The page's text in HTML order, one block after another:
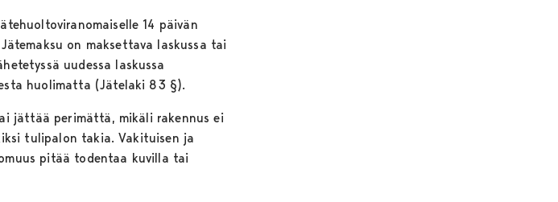
14 päivän
on maksettava laskussa tai
uudessa laskussa
huolimatta (Jätelaki 83 §).
jättää perimättä, mikäli rakennus ei
tulipalon takia. Vakituisen ja
pitää todentaa kuvilla tai